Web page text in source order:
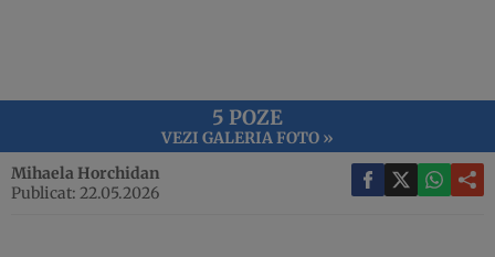
5 POZE
VEZI GALERIA FOTO »
Mihaela Horchidan
Publicat: 22.05.2026